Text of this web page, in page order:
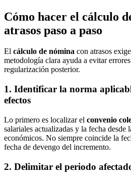
Cómo hacer el cálculo
atrasos paso a paso
El cálculo de nómina con atrasos
metodología clara ayuda a evitar
regularización posterior.
1. Identificar la norma
efectos
Lo primero es localizar el convenio
salariales actualizadas y la fecha desde
económicos. No siempre coincide la
fecha de devengo del incremento.
2. Delimitar el periodo